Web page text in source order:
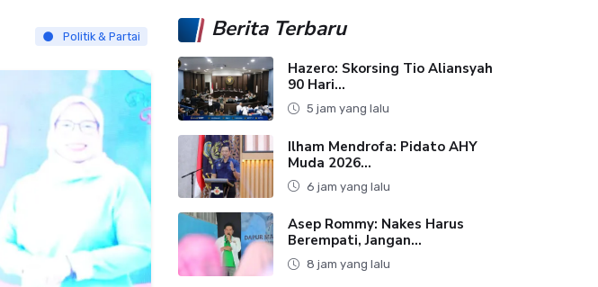
Politik & Partai Berita Terbaru
Hazero: Skorsing Tio Aliansyah
90 Hari...
5 jam yang lalu
Ilham Mendrofa: Pidato AHY
Muda 2026...
6 jam yang lalu
Asep Rommy: Nakes Harus
Berempati, Jangan...
8 jam yang lalu